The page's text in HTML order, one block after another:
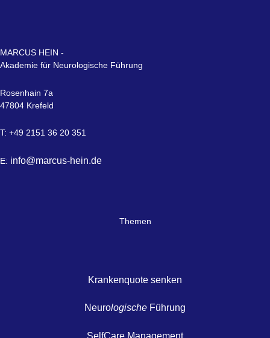
MARCUS HEIN -
Akademie für Neurologische Führung
Rosenhain 7a
47804 Krefeld
T: +49 2151 36 20 351
E: info@marcus-hein.de
Themen
Krankenquote senken
Neurologische Führung
SelfCare Management